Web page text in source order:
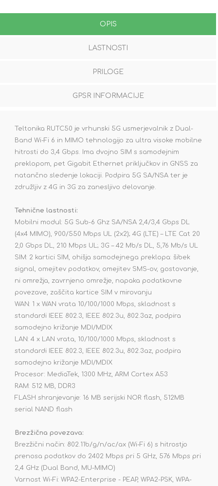
OPIS
LASTNOSTI
PRILOGE
GPSR INFORMACIJE
Teltonika RUTC50 je vrhunski 5G usmerjevalnik z Dual-
Band Wi-Fi 6 in MIMO tehnologijo za ultra visoke mobilne
hitrosti do 3,4 Gbps. Ima dvojno SIM s samodejnim
preklopom, pet Gigabit Ethernet priključkov in GNSS za
natančno sledenje lokaciji. Podpira 5G SA/NSA ter je
združljiv z 4G in 3G za zanesljivo delovanje.
Tehnične lastnosti:
Mobilni modul: 5G Sub-6 Ghz SA/NSA 2,4/3,4 Gbps DL
(4x4 MIMO), 900/550 Mbps UL (2x2); 4G (LTE) – LTE Cat 20
2,0 Gbps DL, 210 Mbps UL; 3G – 42 Mb/s DL, 5,76 Mb/s UL
SIM: 2 kartici SIM, ohišja samodejnega preklopa: šibek
signal, omejitev podatkov, omejitev SMS-ov, gostovanje,
ni omrežja, zavrnjeno omrežje, napaka podatkovne
povezave, zaščita kartice SIM v mirovanju
WAN: 1 x WAN vrata 10/100/1000 Mbps, skladnost s
standardi IEEE 802.3, IEEE 802.3u, 802.3az, podpira
samodejno križanje MDI/MDIX
LAN: 4 x LAN vrata, 10/100/1000 Mbps, skladnost s
standardi IEEE 802.3, IEEE 802.3u, 802.3az, podpira
samodejno križanje MDI/MDIX
Procesor: MediaTek, 1300 MHz, ARM Cortex A53
RAM: 512 MB, DDR3
FLASH shranjevanje: 16 MB serijski NOR flash, 512MB
serial NAND flash
Brezžična povezava:
Brezžični način: 802.11b/g/n/ac/ax (Wi-Fi 6) s hitrostjo
prenosa podatkov do 2402 Mbps pri 5 GHz, 576 Mbps pri
2,4 GHz (Dual Band, MU-MIMO)
Varnost Wi-Fi: WPA2-Enterprise - PEAP, WPA2-PSK, WPA-